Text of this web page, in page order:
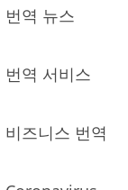
번역 뉴스
번역 서비스
비즈니스 번역